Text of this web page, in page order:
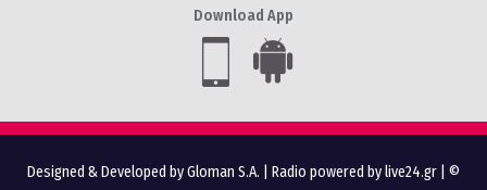
Download App
Designed & Developed by Gloman S.A. Radio powered by live24.gr | ©